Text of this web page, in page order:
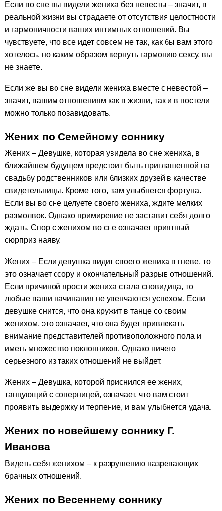
Если во сне вы видели жениха без невесты – значит, в
реальной жизни вы страдаете от отсутствия целостности
и гармоничности ваших интимных отношений. Вы
чувствуете, что все идет совсем не так, как бы вам этого
хотелось, но каким образом вернуть гармонию сексу, вы
не знаете.
Если же вы во сне видели жениха вместе с невестой –
значит, вашим отношениям как в жизни, так и в постели
можно только позавидовать.
Жених по Семейному соннику
Жених – Девушке, которая увидела во сне жениха, в
ближайшем будущем предстоит быть приглашенной на
свадьбу родственников или близких друзей в качестве
свидетельницы. Кроме того, вам улыбнется фортуна.
Если вы во сне целуете своего жениха, ждите мелких
размолвок. Однако примирение не заставит себя долго
ждать. Спор с женихом во сне означает приятный
сюрприз наяву.
Жених – Если девушка видит своего жениха в гневе, то
это означает ссору и окончательный разрыв отношений.
Если причиной ярости жениха стала сновидица, то
любые ваши начинания не увенчаются успехом. Если
девушке снится, что она кружит в танце со своим
женихом, это означает, что она будет привлекать
внимание представителей противоположного пола и
иметь множество поклонников. Однако ничего
серьезного из таких отношений не выйдет.
Жених – Девушка, которой приснился ее жених,
танцующий с соперницей, означает, что вам стоит
проявить выдержку и терпение, и вам улыбнется удача.
Жених по новейшему соннику Г.
Иванова
Видеть себя женихом – к разрушению назревающих
брачных отношений.
Жених по Весеннему соннику